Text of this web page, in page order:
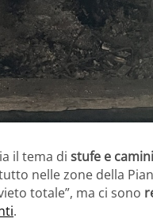
il tema di stufe e
nelle zone della
totale”, ma ci sono
.